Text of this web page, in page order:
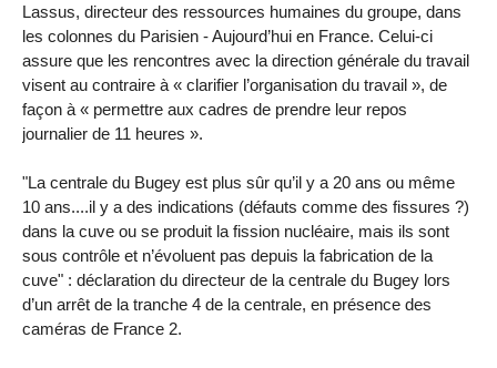
Lassus, directeur des ressources humaines du groupe, dans
les colonnes du Parisien - Aujourd’hui en France. Celui-ci
assure que les rencontres avec la direction générale du travail
visent au contraire à « clarifier l’organisation du travail », de
façon à « permettre aux cadres de prendre leur repos
journalier de 11 heures ».
"La centrale du Bugey est plus sûr qu’il y a 20 ans ou même
10 ans....il y a des indications (défauts comme des fissures ?)
dans la cuve ou se produit la fission nucléaire, mais ils sont
sous contrôle et n’évoluent pas depuis la fabrication de la
cuve" : déclaration du directeur de la centrale du Bugey lors
d’un arrêt de la tranche 4 de la centrale, en présence des
caméras de France 2.